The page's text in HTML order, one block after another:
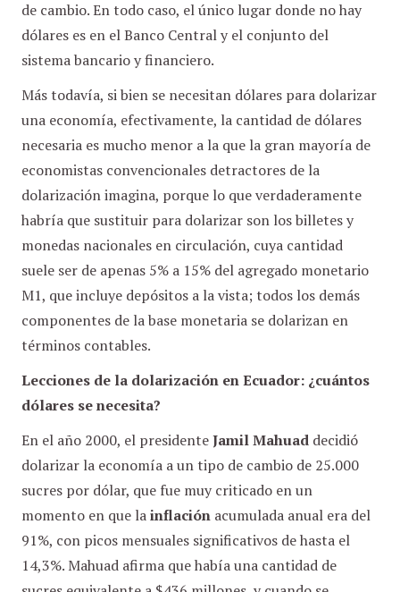
de cambio. En todo caso, el único lugar donde no hay
dólares es en el Banco Central y el conjunto del
sistema bancario y financiero.
Más todavía, si bien se necesitan dólares para dolarizar
una economía, efectivamente, la cantidad de dólares
necesaria es mucho menor a la que la gran mayoría de
economistas convencionales detractores de la
dolarización imagina, porque lo que verdaderamente
habría que sustituir para dolarizar son los billetes y
monedas nacionales en circulación, cuya cantidad
suele ser de apenas 5% a 15% del agregado monetario
M1, que incluye depósitos a la vista; todos los demás
componentes de la base monetaria se dolarizan en
términos contables.
Lecciones de la dolarización en Ecuador: ¿cuántos
dólares se necesita?
En el año 2000, el presidenteJamil Mahuad decidió
dolarizar la economía a un tipo de cambio de 25.000
sucres por dólar, que fue muy criticado en un
momento en que lainflación acumulada anual era del
91%, con picos mensuales significativos de hasta el
14,3%. Mahuad afirma que había una cantidad de